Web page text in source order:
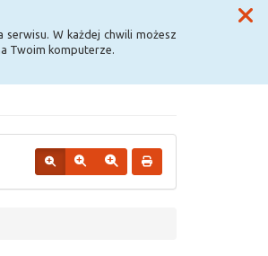
W każdej chwili możesz
Twoim komputerze.